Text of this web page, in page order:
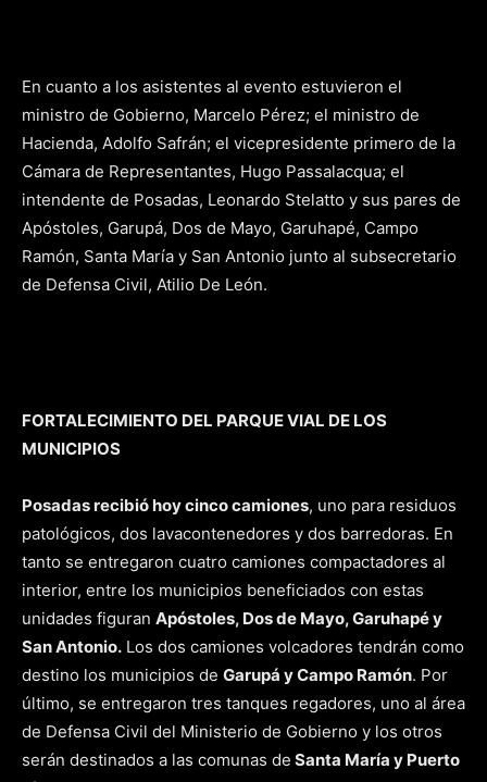
En cuanto a los asistentes al evento estuvieron el
ministro de Gobierno, Marcelo Pérez; el ministro de
Hacienda, Adolfo Safrán; el vicepresidente primero de la
Cámara de Representantes, Hugo Passalacqua; el
intendente de Posadas, Leonardo Stelatto y sus pares de
Apóstoles, Garupá, Dos de Mayo, Garuhapé, Campo
Ramón, Santa María y San Antonio junto al subsecretario
de Defensa Civil, Atilio De León.
FORTALECIMIENTO DEL PARQUE VIAL DE LOS
MUNICIPIOS
Posadas recibió hoy cinco camiones, uno para residuos
patológicos, dos lavacontenedores y dos barredoras. En
tanto se entregaron cuatro camiones compactadores al
interior, entre los municipios beneficiados con estas
unidades figuran Apóstoles, Dos de Mayo, Garuhapé y
San Antonio. Los dos camiones volcadores tendrán como
destino los municipios de Garupá y Campo Ramón. Por
último, se entregaron tres tanques regadores, uno al área
de Defensa Civil del Ministerio de Gobierno y los otros
serán destinados a las comunas de Santa María y Puerto